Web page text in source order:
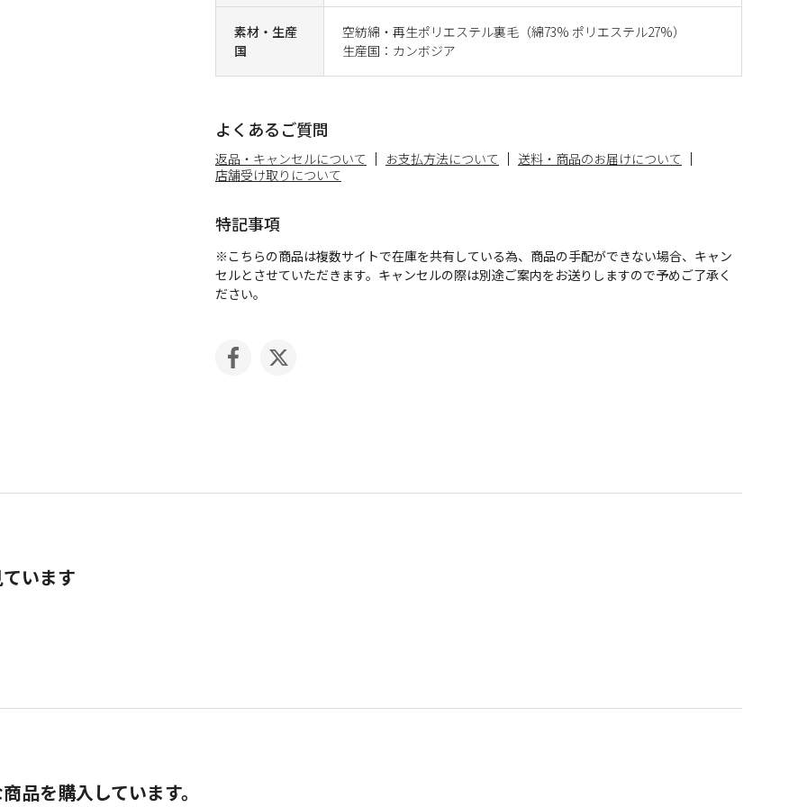
素材・生産
国
空紡綿・再生ポリエステル裏毛（綿73% ポリエステル27%）
生産国：カンボジア
よくあるご質問
返品・キャンセルについて お支払方法について
送料・商品のお届けについて
店舗受け取りについて
特記事項
※こちらの商品は複数サイトで在庫を共有している為、商品の手配ができない場合、キャン
セルとさせていただきます。キャンセルの際は別途ご案内をお送りしますので予めご了承く
ださい。
います
品を購入しています。